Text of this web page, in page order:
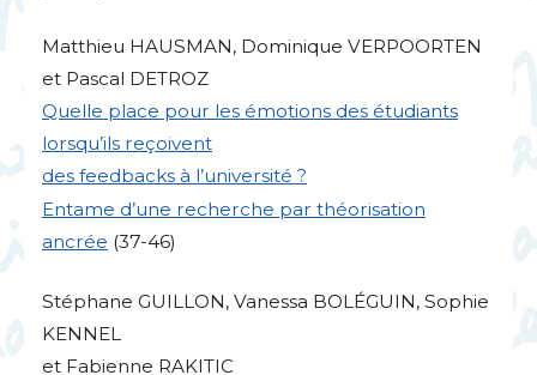
Matthieu HAUSMAN, Dominique VERPOORTEN
et Pascal DETROZ
Quelle place pour les émotions des étudiants
lorsqu’ils reçoivent
des feedbacks à l’université ?
Entame d’une recherche par théorisation
ancrée (37-46)
Stéphane GUILLON, Vanessa BOL ÉGUIN, Sophie
KENNEL
et Fabienne RAKITIC